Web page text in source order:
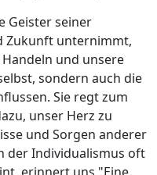
Geister seiner
Zukunft unternimmt,
und unsere
sondern auch die
Sie regt zum
unser Herz zu
und Sorgen anderer
der Individualismus oft